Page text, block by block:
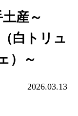
産～
白トリュ
）～
2026.03.13